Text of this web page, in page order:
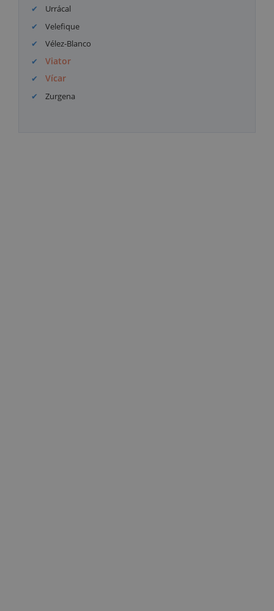
Urrácal
Velefique
Vélez-Blanco
Viator
Vícar
Zurgena